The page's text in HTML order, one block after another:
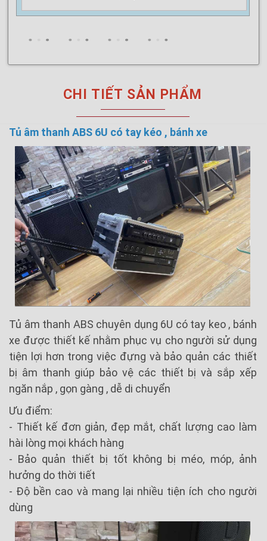
CHI TIẾT SẢN PHẨM
Tủ âm thanh ABS 6U có tay kéo , bánh xe
Tủ âm thanh ABS chuyên dụng 6U có tay keo , bánh
xe được thiết kế nhằm phục vụ cho người sử dụng
tiện lợi hơn trong việc đựng và bảo quản các thiết
bị âm thanh giúp bảo vệ các thiết bị và sắp xếp
ngăn nắp , gọn gàng , dễ di chuyển
Ưu điểm:
- Thiết kế đơn giản, đẹp mắt, chất lượng cao làm
hài lòng mọi khách hàng
- Bảo quản thiết bị tốt không bị méo, móp, ảnh
hưởng do thời tiết
- Độ bền cao và mang lại nhiều tiện ích cho người
dùng